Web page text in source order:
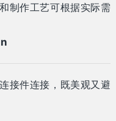
制作工艺可根据实际需
接件连接，既美观又避